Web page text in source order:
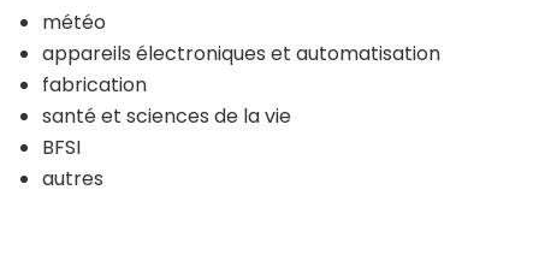
météo
appareils électroniques et automatisation
fabrication
santé et sciences de la vie
BFSI
autres